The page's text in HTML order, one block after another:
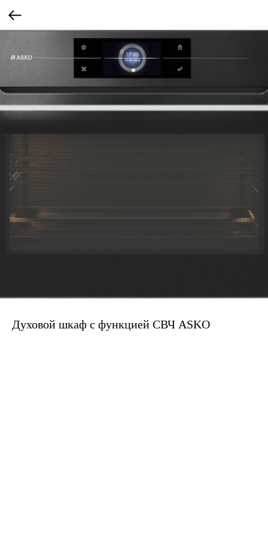
Духовой шкаф с функцией СВЧ ASKO